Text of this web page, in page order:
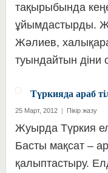
тақырыбында
ұйымдастырды.
Жәлиев,
туындайтын діни
Түркияда араб
25 Март, 2012 | Пікір жазу
Жуырда Түркия
Басты мақсат –
қалыптастыру.